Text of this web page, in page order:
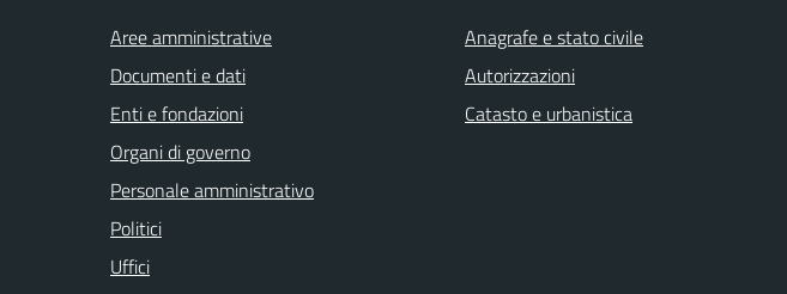
Aree amministrative
Documenti e dati
Enti e fondazioni
Organi di governo
Personale amministrativo
Politici
Uffici
Anagrafe e stato civile
Autorizzazioni
Catasto e urbanistica